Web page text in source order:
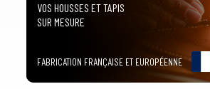
VOS HOUSSES ET TAPIS
SUR MESURE
FABRICATION FRANÇAISE ET EUROPÉENNE